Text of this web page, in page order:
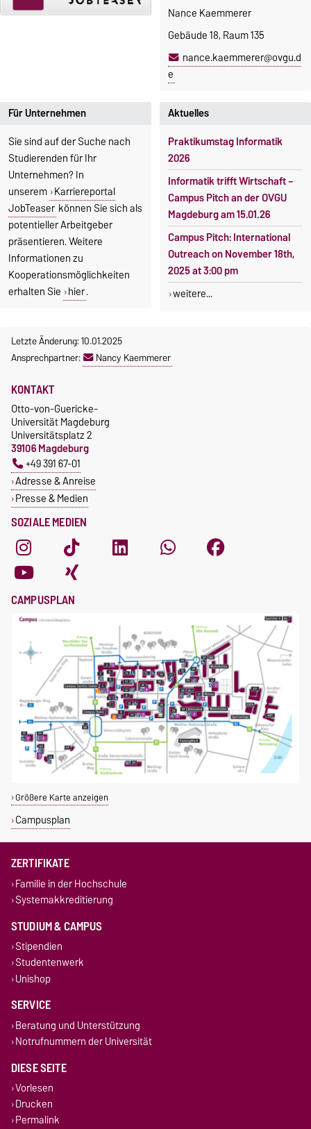
Nance Kaemmerer
Gebäude 18, Raum 135
nance.kaemmerer@ovgu.d
e
Für Unternehmen
Sie sind auf der Suche nach
Studierenden für Ihr
Unternehmen? In
unserem Karriereportal
JobTeaser können Sie sich als
potentieller Arbeitgeber
präsentieren. Weitere
Informationen zu
Kooperationsmöglichkeiten
erhalten Sie hier.
Aktuelles
Praktikumstag Informatik
2026
Informatik trifft Wirtschaft –
Campus Pitch an der OVGU
Magdeburg am 15.01.26
Campus Pitch: International
Outreach on November 18th,
2025 at 3:00 pm
weitere...
Letzte Änderung: 10.01.2025
Ansprechpartner:
Nancy Kaemmerer
SOZIALE MEDIEN
KONTAKT
Otto-von-Guericke-
Universität Magdeburg
Universitätsplatz 2
39106 Magdeburg
+49 391 67-01
Adresse & Anreise
Presse & Medien
CAMPUSPLAN
Größere Karte anzeigen
Campusplan
ZERTIFIKATE
Familie in der Hochschule
Systemakkreditierung
STUDIUM & CAMPUS
Stipendien
Studentenwerk
Unishop
SERVICE
Beratung und Unterstützung
Notrufnummern der Universität
DIESE SEITE
Vorlesen
Drucken
Permalink